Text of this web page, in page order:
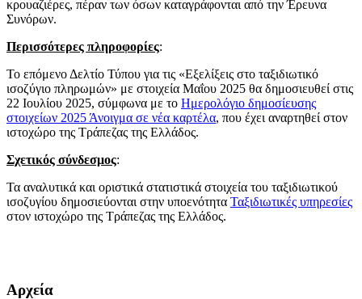
κρουαζιέρες, πέραν των όσων καταγράφονται από την Έρευνα
Συνόρων.
Περισσότερες πληροφορίες:
Το επόμενο Δελτίο Τύπου για τις «Εξελίξεις στο ταξιδιωτικό
ισοζύγιο πληρωμών» με στοιχεία Μαΐου 2025 θα δημοσιευθεί στις
22 Ιουλίου 2025, σύμφωνα με το Ημερολόγιο δημοσίευσης
στοιχείων 2025 Άνοιγμα σε νέα καρτέλα, που έχει αναρτηθεί στον
ιστοχώρο της Τράπεζας της Ελλάδος.
Σχετικός σύνδεσμος:
Τα αναλυτικά και οριστικά στατιστικά στοιχεία του ταξιδιωτικού
ισοζυγίου δημοσιεύονται στην υποενότητα Ταξιδιωτικές υπηρεσίες
στον ιστοχώρο της Τράπεζας της Ελλάδος.
Αρχεία